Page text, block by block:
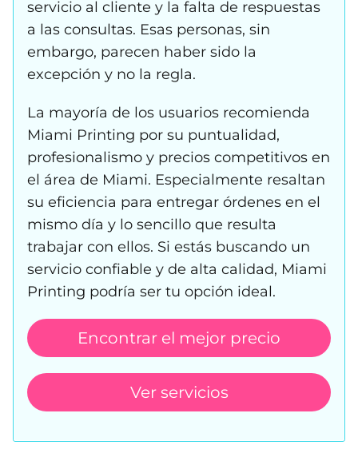
servicio al cliente y la falta de respuestas
a las consultas. Esas personas, sin
embargo, parecen haber sido la
excepción y no la regla.
La mayoría de los usuarios recomienda
Miami Printing por su puntualidad,
profesionalismo y precios competitivos en
el área de Miami. Especialmente resaltan
su eficiencia para entregar órdenes en el
mismo día y lo sencillo que resulta
trabajar con ellos. Si estás buscando un
servicio confiable y de alta calidad, Miami
Printing podría ser tu opción ideal.
Encontrar el mejor precio
Ver servicios